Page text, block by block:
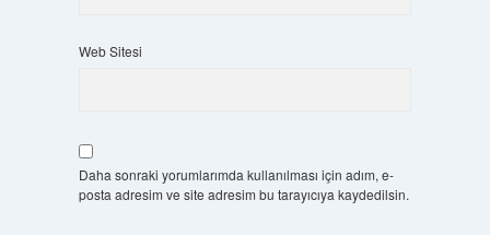
Web Sitesi
Daha sonraki yorumlarımda kullanılması için adım, e-
posta adresim ve site adresim bu tarayıcıya kaydedilsin.